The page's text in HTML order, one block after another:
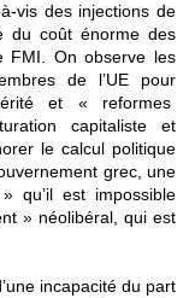
vis des injections de
du coût énorme des
FMI. On observe les
de l’UE pour
et « reformes
capitaliste et
le calcul politique
grec, une
qu’il est impossible
» néolibéral, qui est
incapacité du part